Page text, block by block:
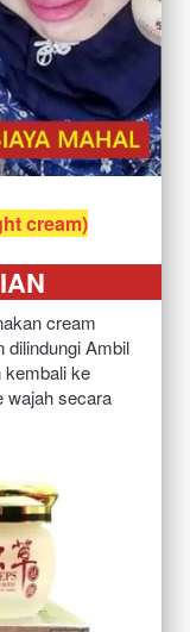
cream)
cream
dilindungi Ambil
kembali ke
wajah secara